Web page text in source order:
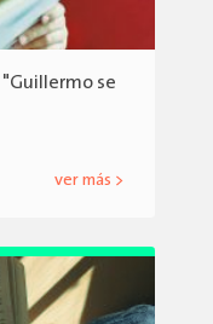
se
ver más >